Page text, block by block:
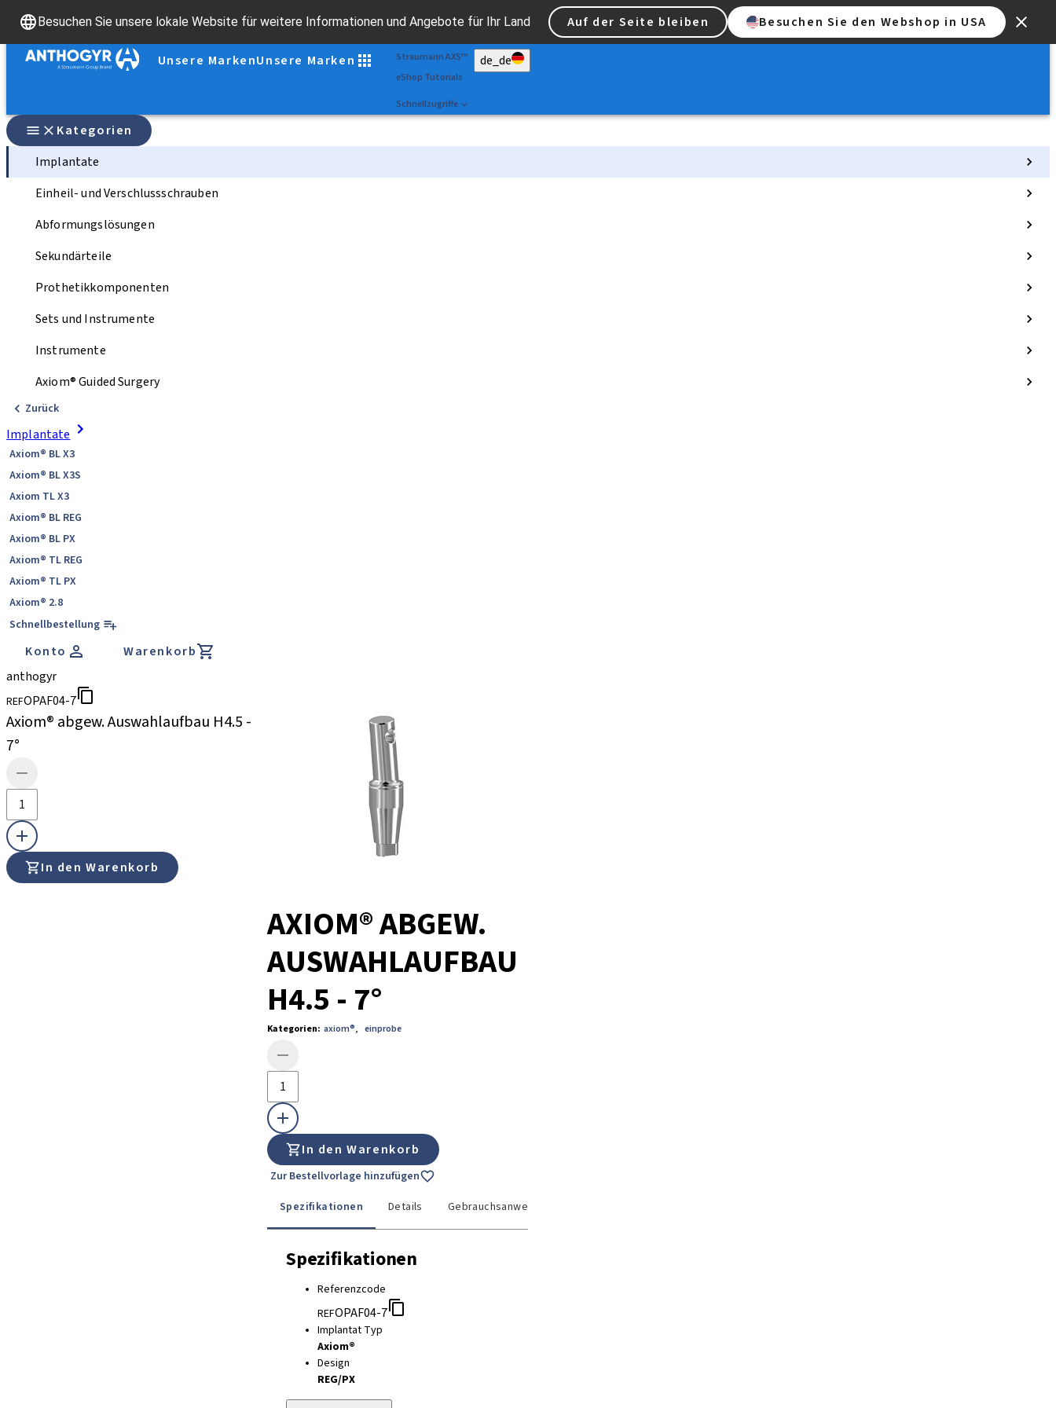
Besuchen Sie unsere lokale Website für weitere Informationen und Angebote für Ihr Land Auf der Seite bleiben Besuchen Sie den Webshop in USA
Unsere MarkenUnsere Marken
Scan&Shape
Straumann AXS™
eShop Tutorials
Schnellzugriffe
de_de
Kategorien
Implantate
Einheil- und Verschlussschrauben
Abformungslösungen
Sekundärteile
Prothetikkomponenten
Sets und Instrumente
Instrumente
Axiom® Guided Surgery
Zurück
Implantate
Axiom® BL X3
Axiom® BL X3S
Axiom TL X3
Axiom® BL REG
Axiom® BL PX
Axiom® TL REG
Axiom® TL PX
Axiom® 2.8
Schnellbestellung
Konto
Warenkorb
anthogyr
REFOPAF04-7
Axiom® abgew. Auswahlaufbau H4.5 -
7°
In den Warenkorb
AXIOM® ABGEW.
AUSWAHLAUFBAU
H4.5 - 7°
Kategorien: axiom®, einprobe
In den Warenkorb
Zur Bestellvorlage hinzufügen
Spezifikationen
Details Gebrauchsanweisung
Spezifikationen
Referenzcode
REFOPAF04-7
Implantat Typ
Axiom®
Design
REG/PX